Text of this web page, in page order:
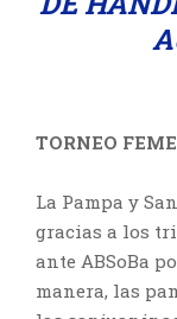
TORNEO
La Pampa y
gracias a los
ante ABSoBa
manera, las